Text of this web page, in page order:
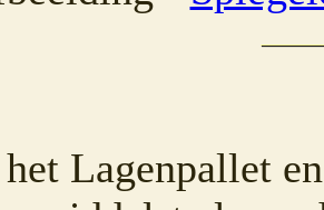
het Lagenpallet